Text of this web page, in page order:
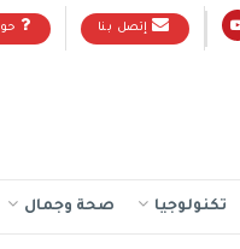
إتصل بنا
تكنولوجيا صحة وجمال